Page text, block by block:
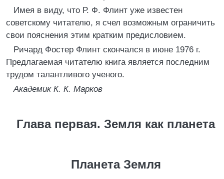
Имея в виду, что Р. Ф. Флинт уже известен
советскому читателю, я счел возможным ограничить
свои пояснения этим кратким предисловием.
Ричард Фостер Флинт скончался в июне 1976 г.
Предлагаемая читателю книга является последним
трудом талантливого ученого.
Академик К. К. Марков
Глава первая. Земля как планета
Планета Земля